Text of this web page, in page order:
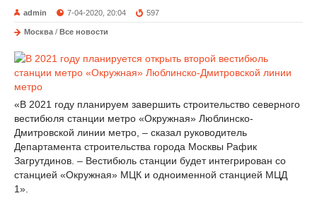
admin 7-04-2020, 20:04 597
Москва / Все новости
«В 2021 году планируем завершить строительство северного
вестибюля станции метро «Окружная» Люблинско-
Дмитровской линии метро, – сказал руководитель
Департамента строительства города Москвы Рафик
Загрутдинов. – Вестибюль станции будет интегрирован со
станцией «Окружная» МЦК и одноименной станцией МЦД
1».